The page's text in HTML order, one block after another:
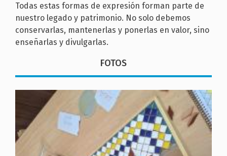
Todas estas formas de expresión forman parte de
nuestro legado y patrimonio. No solo debemos
conservarlas, mantenerlas y ponerlas en valor, sino
enseñarlas y divulgarlas.
FOTOS